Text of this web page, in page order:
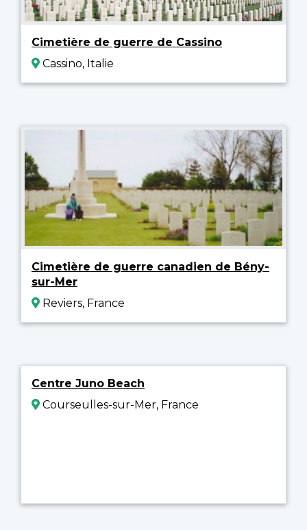
Cimetière de guerre de Cassino
Cassino, Italie
Cimetière de guerre canadien de Bény-
sur-Mer
Reviers, France
Centre Juno Beach
Courseulles-sur-Mer, France